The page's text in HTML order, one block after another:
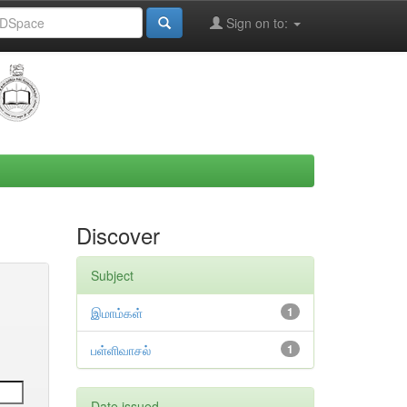
Sign on to:
Discover
Subject
1
இமாம்கள்
1
பள்ளிவாசல்